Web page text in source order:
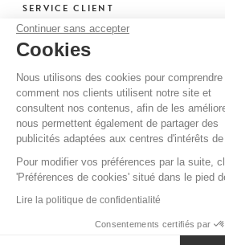
Continuer sans accepter
Cookies
Nous utilisons des cookies pour comprendre
comment nos clients utilisent notre site et
consultent nos contenus, afin de les
nous permettent également de partager des
publicités adaptées aux centres d'intérêts
Pour modifier vos préférences par la suite,
'Préférences de cookies' situé dans le pied
Lire la politique de confidentialité
Consentements certifiés par
SERVICE CLIENT
CONSEILS
CGV / CGU
MENTIONS LÉGALES
POLITIQUE DE CONFIDENTIALITÉ
CRÉDITS